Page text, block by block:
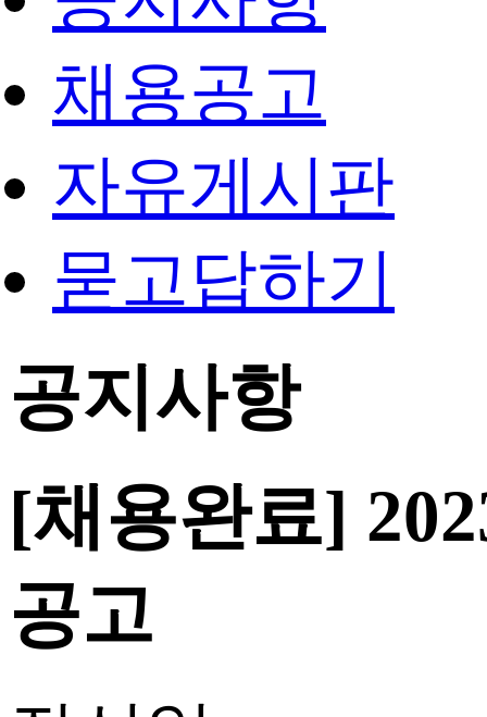
채용공고
자유게시판
묻고답하기
공지사항
[채용완료]
공고